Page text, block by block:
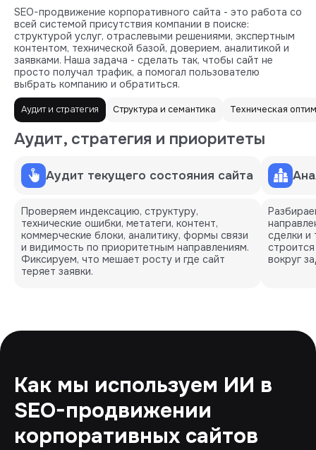
SEO-продвижение корпоративного сайта - это работа со
всей системой присутствия компании в поиске:
структурой услуг, отраслевыми решениями, экспертным
контентом, технической базой, доверием, аналитикой и
заявками. Наша задача - сделать так, чтобы сайт не
просто получал трафик, а помогал пользователю
выбрать компанию и обратиться.
Аудит и стратегия Структура и семантика Техническая
Аудит, стратегия и приоритеты
Аудит текущего состояния сайта
Проверяем индексацию, структуру,
технические ошибки, метатеги, контент,
коммерческие блоки, аналитику, формы связи
и видимость по приоритетным направлениям.
Фиксируем, что мешает росту и где сайт
теряет заявки.
сделки и
вокруг
Как мы используем ИИ в
SEO-продвижении
корпоративных сайтов